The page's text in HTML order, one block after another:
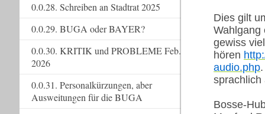
Dies gilt
Wahlgang
gewiss
hören
audio.php
sprachlich
Bosse-
0.0.28. Schreiben an Stadtrat 2025
0.0.29. BUGA oder BAYER?
0.0.30. KRITIK und PROBLEME Feb.
2026
0.0.31. Personalkürzungen, aber
Ausweitungen für die BUGA